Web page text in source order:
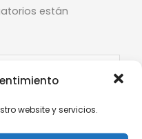
website y servicios.
están